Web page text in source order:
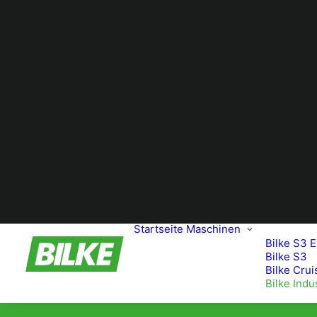
Startseite Maschinen
Bilke S3
Bilke S3
Bilke
Bilke